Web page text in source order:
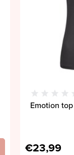
Emotion
€23,99